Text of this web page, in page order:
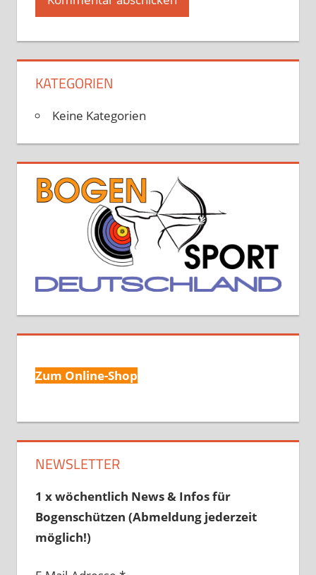
KATEGORIEN
Keine Kategorien
Zum Online-Shop
NEWSLETTER
1 x wöchentlich News & Infos für
Bogenschützen (Abmeldung jederzeit
möglich!)